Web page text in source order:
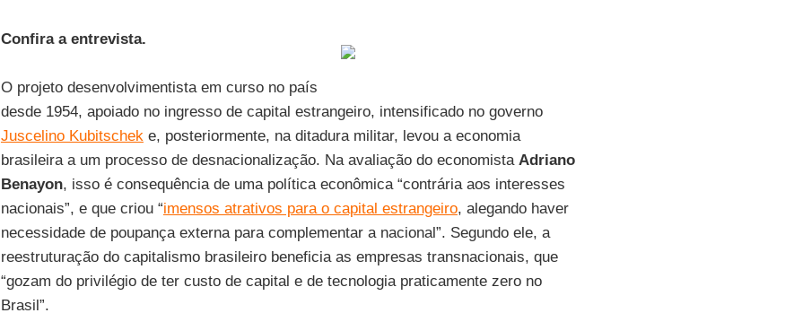
Confira a entrevista.
O projeto desenvolvimentista em curso no país
desde 1954, apoiado no ingresso de capital estrangeiro, intensificado no governo
Juscelino Kubitscheke, posteriormente, na ditadura militar, levou a economia
brasileira a um processo de desnacionalização. Na avaliação do economista Adriano
Benayon, isso é consequência de uma política econômica “contrária aos interesses
nacionais”, e que criou “imensos atrativos para o capital estrangeiro, alegando haver
necessidade de poupança externa para complementar a nacional”. Segundo ele, a
reestruturação do capitalismo brasileiro beneficia as empresas transnacionais, que
“gozam do privilégio de ter custo de capital e de tecnologia praticamente zero no
Brasil”.